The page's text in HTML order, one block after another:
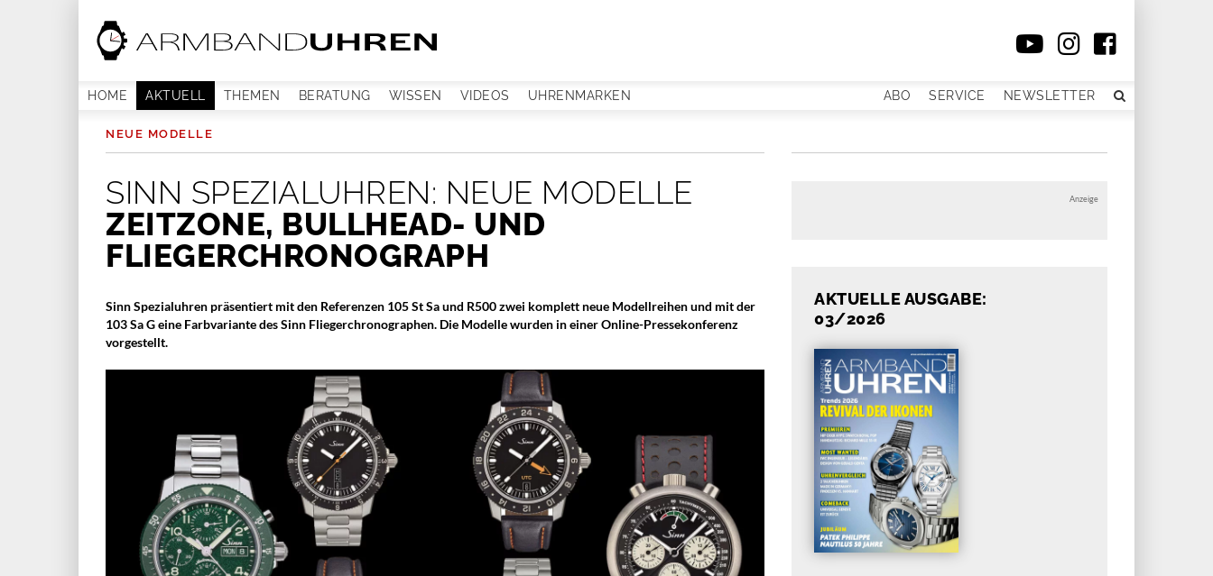
HOME AKTUELL THEMEN BERATUNG WISSEN VIDEOS UHRENMARKEN ABO SERVICE NEWSLETTER
NEUE MODELLE
SINN SPEZIALUHREN: NEUE MODELLE
ZEITZONE, BULLHEAD- UND
FLIEGERCHRONOGRAPH
Sinn Spezialuhren präsentiert mit den Referenzen 105 St Sa und R500 zwei komplett neue Modellreihen und mit der
103 Sa G eine Farbvariante des Sinn Fliegerchronographen. Die Modelle wurden in einer Online-Pressekonferenz
vorgestellt.
Anzeige
AKTUELLE AUSGABE:
03/2026